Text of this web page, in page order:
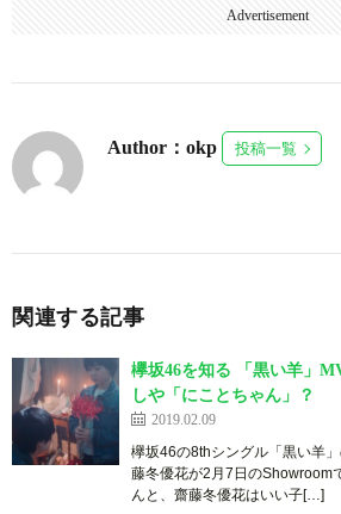
Advertisement
Author：okp 投稿一覧
関連する記事
欅坂46を知る 「黒い羊」
しや「にことちゃん」？
2019.02.09
欅坂46の8thシングル「黒い羊
藤冬優花が2月7日のShowroom
んと、齋藤冬優花はいい子[…]